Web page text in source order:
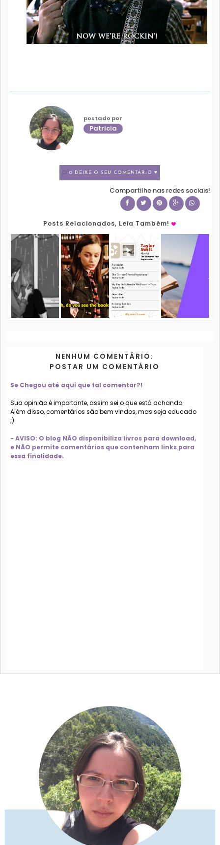
postado por
Patricia
0 DEIXE O SEU COMENTÁRIO ♥
Compartilhe nas redes sociais!
Posts Relacionados, Leia Também!
NENHUM COMENTÁRIO:
POSTAR UM COMENTÁRIO
Se Chegou até aqui que tal comentar?!
Sua opinião é importante, assim sei o que está achando.
Além disso, comentários são bem vindos, mas seja educado
;)
- AVISO: O blog NÃO disponibiliza livros para download,
e NÃO permite comentários que contenham links para
essa finalidade.